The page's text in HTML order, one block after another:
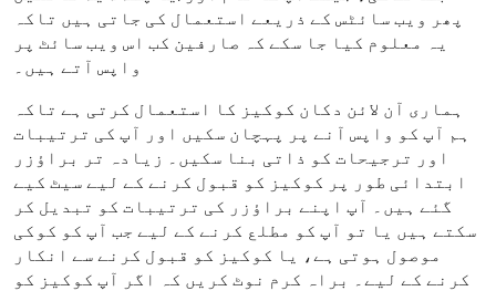
پھر ویب سائٹس کے ذریعے استعمال کی جاتی ہیں تاکہ
یہ معلوم کیا جا سکے کہ صارفین کب اس ویب سائٹ پر
واپس آتے ہیں۔
ہماری آن لائن دکان کوکیز کا استعمال کرتی ہے تاکہ
ہم آپ کو واپس آنے پر پہچان سکیں اور آپ کی ترتیبات
اور ترجیحات کو ذاتی بنا سکیں۔ زیادہ تر براؤزر
ابتدائی طور پر کوکیز کو قبول کرنے کے لیے سیٹ کیے
گئے ہیں۔ آپ اپنے براؤزر کی ترتیبات کو تبدیل کر
سکتے ہیں یا تو آپ کو مطلع کرنے کے لیے جب آپ کو کوکی
موصول ہوتی ہے، یا کوکیز کو قبول کرنے سے انکار
کرنے کے لیے۔ براہ کرم نوٹ کریں کہ اگر آپ کوکیز کو